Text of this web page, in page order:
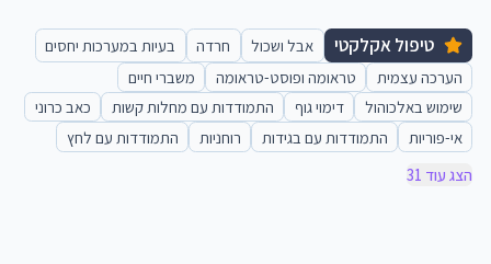
טיפול אקלקטי אבל ושכול חרדה
בעיות במערכות יחסים
הערכה עצמית
טראומה ופוסט-טראומה
משברי חיים
שימוש באלכוהול
דימוי גוף התמודדות עם מחלות קשות
כאב כרוני
אי-פוריות
התמודדות עם בגידות רוחניות
התמודדות עם לחץ
הצג עוד 31